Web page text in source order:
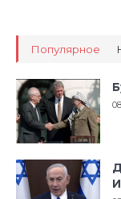
Популярное